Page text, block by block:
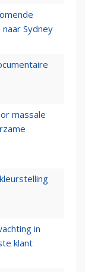
Sydney
massale
in
klant